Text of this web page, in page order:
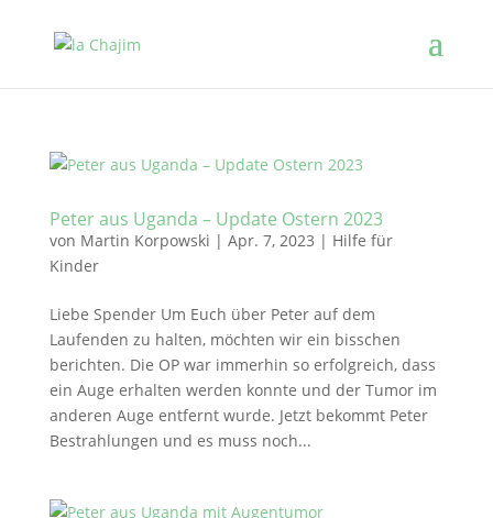
Peter aus Uganda – Update Ostern 2023
von Martin Korpowski | Apr. 7, 2023 | Hilfe für
Kinder
Liebe Spender Um Euch über Peter auf dem
Laufenden zu halten, möchten wir ein bisschen
berichten. Die OP war immerhin so erfolgreich, dass
ein Auge erhalten werden konnte und der Tumor im
anderen Auge entfernt wurde. Jetzt bekommt Peter
Bestrahlungen und es muss noch...